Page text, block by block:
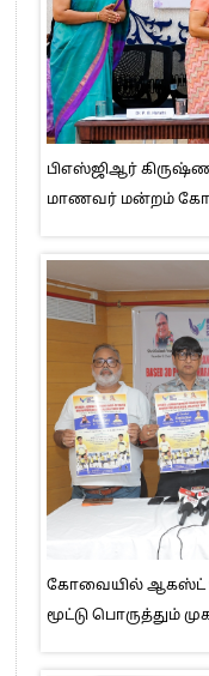
பிஎஸ்ஜிஆர்
மாணவர் மன்றம்
கோவையில் ஆகஸ்ட்
மூட்டு பொருத்தும்